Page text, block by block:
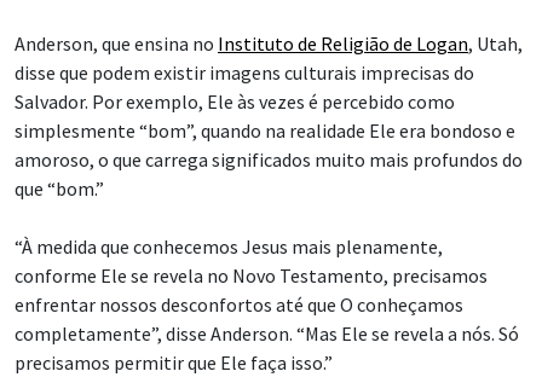
Anderson, que ensina no Instituto de Religião de Logan, Utah,
disse que podem existir imagens culturais imprecisas do
Salvador. Por exemplo, Ele às vezes é percebido como
simplesmente “bom”, quando na realidade Ele era bondoso e
amoroso, o que carrega significados muito mais profundos do
que “bom.”
“À medida que conhecemos Jesus mais plenamente,
conforme Ele se revela no Novo Testamento, precisamos
enfrentar nossos desconfortos até que O conheçamos
completamente”, disse Anderson. “Mas Ele se revela a nós. Só
precisamos permitir que Ele faça isso.”